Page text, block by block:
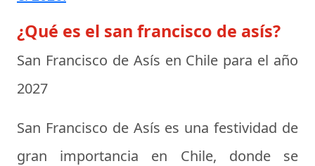
¿Qué es el san francisco de asís?
San Francisco de Asís en Chile para el año
2027
San Francisco de Asís es una festividad de
gran importancia en Chile, donde se